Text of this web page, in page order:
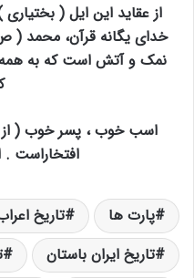
از عقاید این ایل ( بختیاری
خدای یگانه قرآن، محمد (
نمک و آتش است که به همه
اسب خوب ، پسر خوب (
افتخاراست .
پارت ها
تاریخ
تاریخ ایران باستان